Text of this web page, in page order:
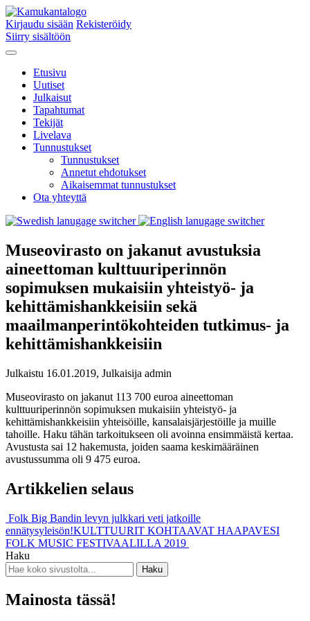
Kirjaudu sisään Rekisteröidy
Siirry sisältöön
Etusivu
Uutiset
Julkaisut
Tapahtumat
Tekijät
Livelava
Tunnustukset
Tunnustukset
Annetut ehdotukset
Aikaisemmat tunnustukset
Ota yhteyttä
Museovirasto on jakanut avustuksia
aineettoman kulttuuriperinnön
sopimuksen mukaisiin yhteistyö- ja
kehittämishankkeisiin sekä
maailmanperintökohteiden tutkimus- ja
kehittämishankkeisiin
Julkaistu 16.01.2019, Julkaisija admin
Museovirasto on jakanut 113 700 euroa aineettoman
kulttuuriperinnön sopimuksen mukaisiin yhteistyö- ja
kehittämishankkeisiin yhteisöille, kansalaisjärjestöille ja muille
tahoille. Haku tähän tarkoitukseen oli avoinna ensimmäistä kertaa.
Avustusta sai 12 hakemusta, joiden saama keskimääräinen
avustussumma oli 9 475 euroa.
Artikkelien selaus
Folk Big Bandin levyn julkkari veti jatkoille
ennätysyleisön!KULTTUURIT KOHTAAVAT HAAPAVESI
FOLK MUSIC FESTIVAALILLA 2019
Haku
Mainosta tässä!